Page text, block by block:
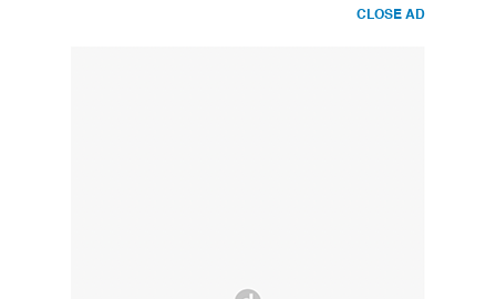
CLOSE AD